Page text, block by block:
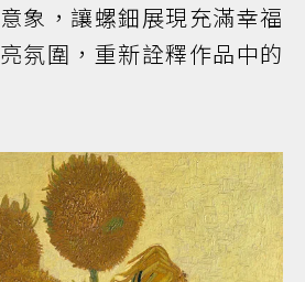
象，讓螺鈿展現充滿幸福
氛圍，重新詮釋作品中的